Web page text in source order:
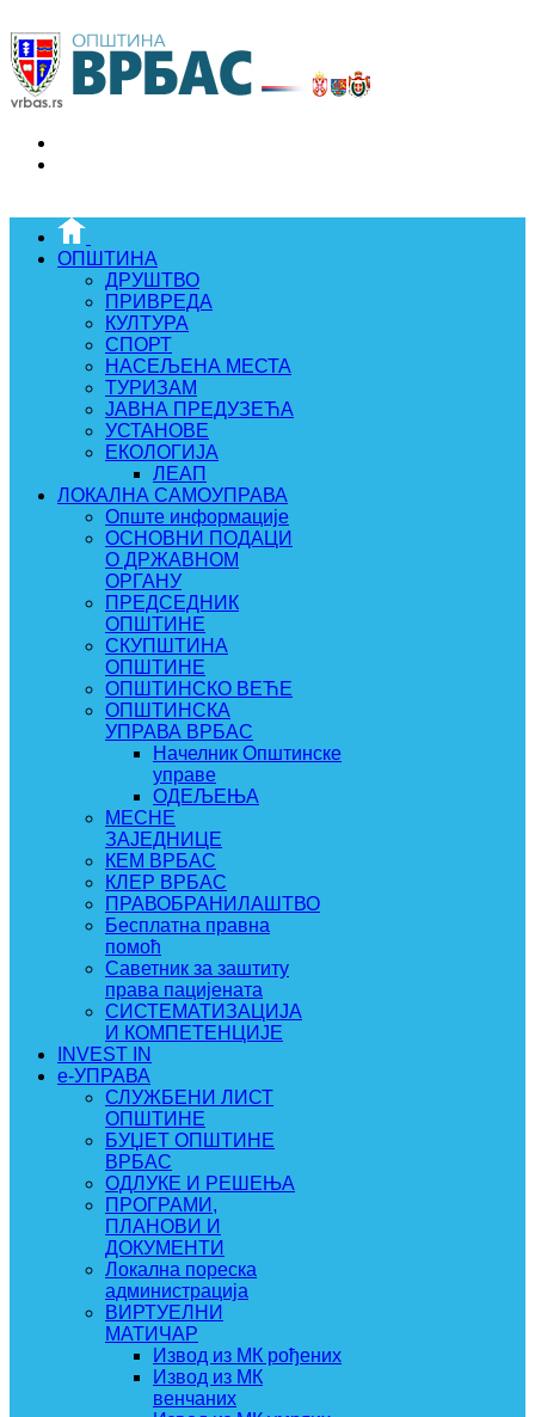
ОПШТИНА
ДРУШТВО
ПРИВРЕДА
КУЛТУРА
СПОРТ
НАСЕЉЕНА МЕСТА
ТУРИЗАМ
ЈАВНА ПРЕДУЗЕЋА
УСТАНОВЕ
ЕКОЛОГИЈА
ЛЕАП
ЛОКАЛНА САМОУПРАВА
Опште информације
ОСНОВНИ ПОДАЦИ
О ДРЖАВНОМ
ОРГАНУ
ПРЕДСЕДНИК
ОПШТИНЕ
СКУПШТИНА
ОПШТИНЕ
ОПШТИНСКО ВЕЋЕ
ОПШТИНСКА
УПРАВА ВРБАС
Начелник Општинске
управе
ОДЕЉЕЊА
МЕСНЕ
ЗАЈЕДНИЦЕ
КЕМ ВРБАС
КЛЕР ВРБАС
ПРАВОБРАНИЛАШТВО
Бесплатна правна
помоћ
Саветник за заштиту
права пацијената
СИСТЕМАТИЗАЦИЈА
И КОМПЕТЕНЦИЈЕ
INVEST IN
e-УПРАВА
СЛУЖБЕНИ ЛИСТ
ОПШТИНЕ
БУЏЕТ ОПШТИНЕ
ВРБАС
ОДЛУКЕ И РЕШЕЊА
ПРОГРАМИ,
ПЛАНОВИ И
ДОКУМЕНТИ
Локална пореска
администрација
ВИРТУЕЛНИ
МАТИЧАР
Извод из МК рођених
Извод из МК
венчаних